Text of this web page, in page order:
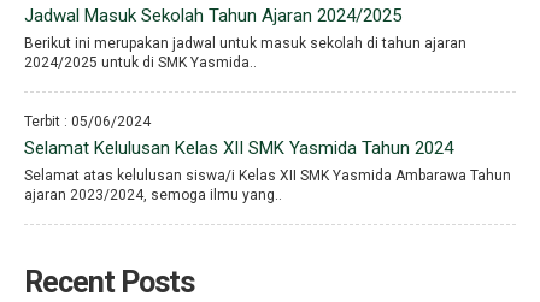
Jadwal Masuk Sekolah Tahun Ajaran 2024/2025
Berikut ini merupakan jadwal untuk masuk sekolah di tahun ajaran
2024/2025 untuk di SMK Yasmida..
Terbit : 05/06/2024
Selamat Kelulusan Kelas XII SMK Yasmida Tahun 2024
Selamat atas kelulusan siswa/i Kelas XII SMK Yasmida Ambarawa Tahun
ajaran 2023/2024, semoga ilmu yang..
Recent Posts